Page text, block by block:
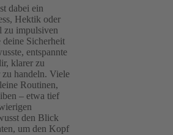
dabei ein
Hektik oder
zu impulsiven
deine Sicherheit
entspannte
klarer zu
zu handeln. Viele
Routinen,
– etwa tief
den Blick
um den Kopf